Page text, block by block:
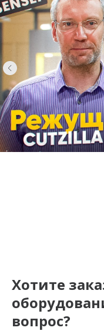
Хотите
вопрос?